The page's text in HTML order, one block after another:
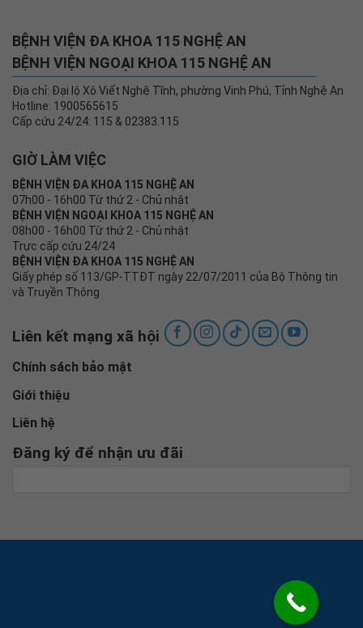
BỆNH VIỆN ĐA KHOA 115 NGHỆ AN
BỆNH VIỆN NGOẠI KHOA 115 NGHỆ AN
Địa chỉ: Đại lộ Xô Viết Nghệ Tĩnh, phường Vinh Phú, Tỉnh Nghệ An
Hotline: 1900565615
Cấp cứu 24/24: 115 & 02383.115
GIỜ LÀM VIỆC
BỆNH VIỆN ĐA KHOA 115 NGHỆ AN
07h00 - 16h00 Từ thứ 2 - Chủ nhật
BỆNH VIỆN NGOẠI KHOA 115 NGHỆ AN
08h00 - 16h00 Từ thứ 2 - Chủ nhật
Trực cấp cứu 24/24
BỆNH VIỆN ĐA KHOA 115 NGHỆ AN
Giấy phép số 113/GP-TTĐT ngày 22/07/2011 của Bộ Thông tin
và Truyền Thông
Liên kết mạng xã hội
Chính sách bảo mật
Giới thiệu
Liên hệ
Đăng ký để nhận ưu đãi